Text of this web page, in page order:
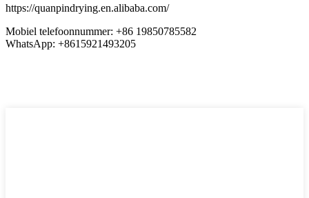
https://quanpindrying.en.alibaba.com/
Mobiel telefoonnummer: +86 19850785582
WhatsApp: +8615921493205